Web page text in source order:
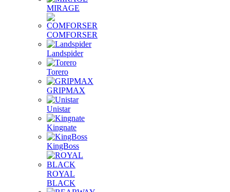
MIRAGE
COMFORSER
Landspider
Torero
GRIPMAX
Unistar
Kingnate
KingBoss
ROYAL
BLACK